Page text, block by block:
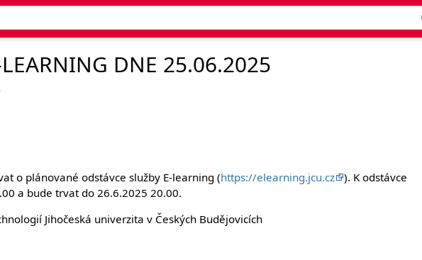
LEARNING DNE 25.06.2025
o plánované odstávce služby E-learning (https://elearning.jcu.cz
). K odstávce
a bude trvat do 26.6.2025 20.00.
Jihočeská univerzita v Českých Budějovicích